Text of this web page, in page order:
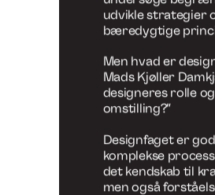
“Det handler om
mulighederne er –
Det er en lang og
lovgivning,
mange
vigtigt, hvorvidt
undersøge
udvikle strategier
bæredygtige